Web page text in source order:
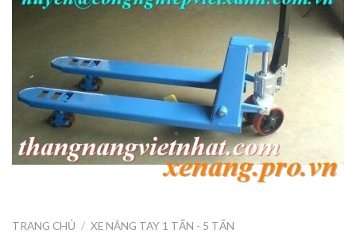
TRANG CHỦ / XE NÂNG TAY 1 TẤN - 5 TẤN